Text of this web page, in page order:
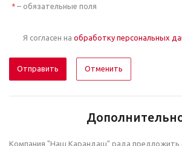
* – обязательные поля
Я согласен на обработку персональных
Отменить
Компания "Наш Карандаш" рада предложить